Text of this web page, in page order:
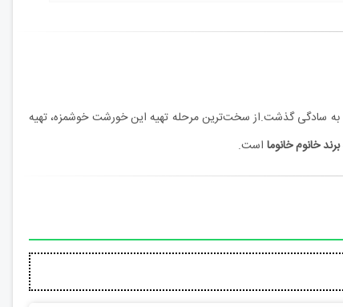
سادگی گذشت.از سخت‌ترین مرحله تهیه این خورشت خوشمزه، تهیه
برند خانوم خانوما است.